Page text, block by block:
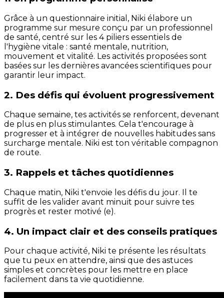
Grâce à un questionnaire initial, Niki élabore un
programme sur mesure conçu par un professionnel
de santé, centré sur les 4 piliers essentiels de
l'hygiène vitale : santé mentale, nutrition,
mouvement et vitalité. Les activités proposées sont
basées sur les dernières avancées scientifiques pour
garantir leur impact.
2. Des défis qui évoluent progressivement
Chaque semaine, tes activités se renforcent, devenant
de plus en plus stimulantes. Cela t'encourage à
progresser et à intégrer de nouvelles habitudes sans
surcharge mentale. Niki est ton véritable compagnon
de route.
3. Rappels et tâches quotidiennes
Chaque matin, Niki t'envoie les défis du jour. Il te
suffit de les valider avant minuit pour suivre tes
progrès et rester motivé (e).
4. Un impact clair et des conseils pratiques
Pour chaque activité, Niki te présente les résultats
que tu peux en attendre, ainsi que des astuces
simples et concrètes pour les mettre en place
facilement dans ta vie quotidienne.